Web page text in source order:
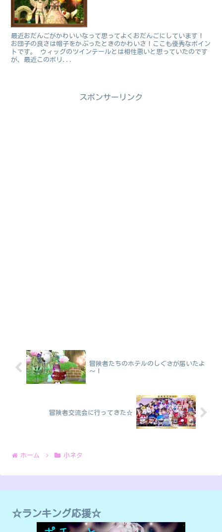
最近おだんごがかわいいなって思ってよくおだんごにしています！
お団子の良さは帽子をかぶったときのかわいさ！ここも優秀なポイン
トです。 ウィッグのツインテールとは相性悪いと思っていたのです
が、最近このボリ...
スポンサーリンク
冒険者たちのホテルのしぐさが届いたよ
～！
冒険者交流会に行ってきた☆
ホーム 小ネタ
☆ランキング応援☆